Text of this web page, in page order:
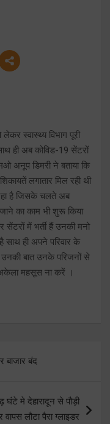
स्वास्थ्य विभाग पूरी
ही अब कोविड-19 सेंटरों
अनूप डिमरी ने बताया कि
लगातार मिल रही थी
है जिसके चलते अब
का काम भी शुरू किया
सेंटरों में भर्ती हैं उनकी मनो
साथ ही अपने परिवार के
उनकी बात उनके परिजनों से
महसूस ना करें ।
बाजार बंद
घंटे मे देहारादून से पौड़ी
लौटा पैरा ग्लाइडर